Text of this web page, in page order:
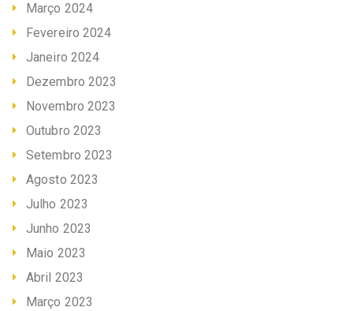
Março 2024
Fevereiro 2024
Janeiro 2024
Dezembro 2023
Novembro 2023
Outubro 2023
Setembro 2023
Agosto 2023
Julho 2023
Junho 2023
Maio 2023
Abril 2023
Março 2023